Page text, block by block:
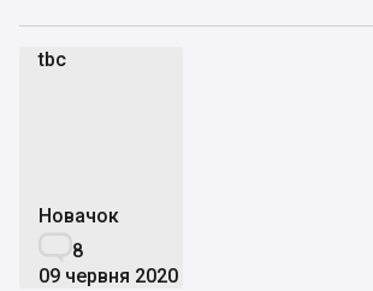
tbc
Новачок
8
09 червня 2020